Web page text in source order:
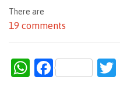
There are
19 comments
W F